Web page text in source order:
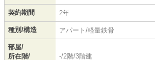
契約期間 2年
種別/構造 アパート/軽量鉄骨
部屋/
所在階/
-/2階/3階建